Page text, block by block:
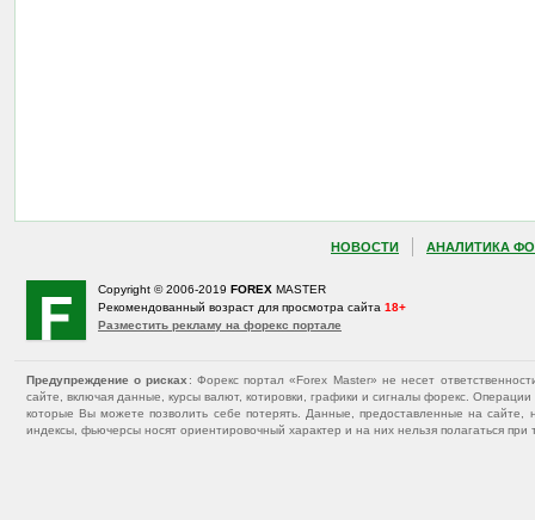
НОВОСТИ АНАЛИТИКА
Copyright © 2006-2019 FOREX MASTER
Рекомендованный возраст для просмотра сайта 18+
Разместить рекламу на форекс портале
Предупреждение о рисках : Форекс портал «Forex Master» не несет
сайте, включая данные, курсы валют, котировки, графики и сигналы форекс.
которые Вы можете позволить себе потерять. Данные, предоставленные на
индексы, фьючерсы носят ориентировочный характер и на них нельзя полагаться при